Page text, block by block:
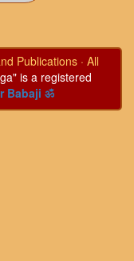
Publications · All
is a registered
Babaji ॐ